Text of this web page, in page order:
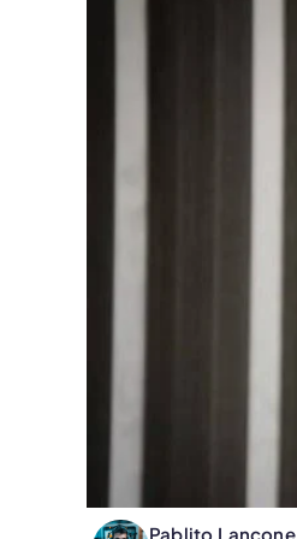
Pablito Lancone